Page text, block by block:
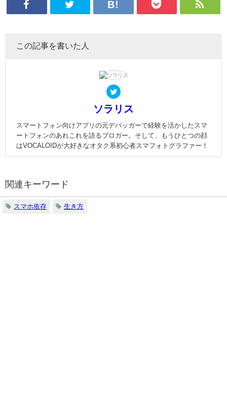
この記事を書いた人
ソラリス
スマートフォン向けアプリの元デバッガーで経験を活かしたスマ
ートフォンのあれこれを語るブロガー。そして、もうひとつの顔
はVOCALOIDが大好きなオタク系初心者スマフォトグラファー！
関連キーワード
スマホ依存 生き方